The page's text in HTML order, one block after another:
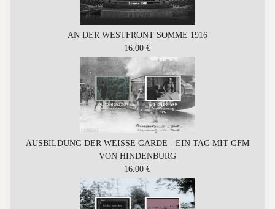
AN DER WESTFRONT SOMME 1916
16.00 €
AUSBILDUNG DER WEISSE GARDE - EIN TAG MIT GFM
VON HINDENBURG
16.00 €